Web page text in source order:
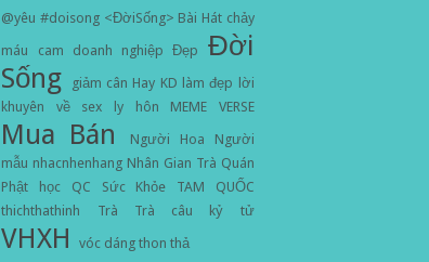
@yêu #doisong <ĐờiSống> Bài Hát chảy
máu cam
doanh nghiệp Đẹp
Đời
Sống
giảm cân Hay KD làm đẹp lời
khuyên về sex
ly hôn MEME VERSE
Mua Bán Người Hoa
Người
mẫu nhacnhenhang Nhân Gian Trà Quán
Phật học
QC Sức Khỏe
TAM QUỐC
thichthathinh
Trà Trà câu kỷ tử
VHXH vóc dáng thon thả